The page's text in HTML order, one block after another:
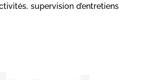
supervision d’entretiens